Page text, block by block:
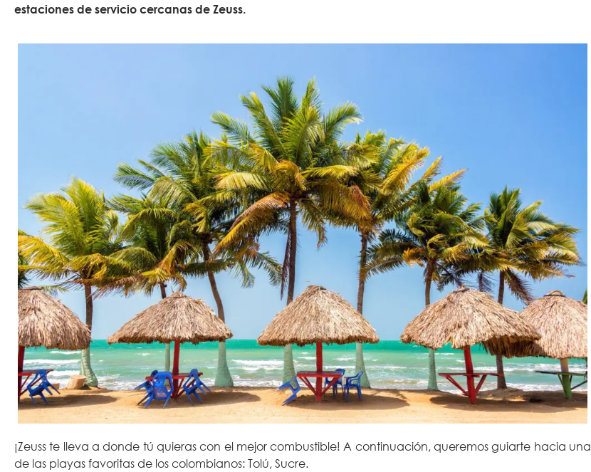
estaciones de servicio cercanas de Zeuss.
¡Zeuss te lleva a donde tú quieras con el mejor combustible! A continuación, queremos guiarte hacia una
de las playas favoritas de los colombianos: Tolú, Sucre.